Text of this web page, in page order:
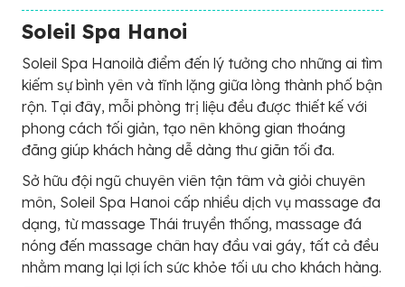
Soleil Spa Hanoi
Soleil Spa Hanoilà điểm đến lý tưởng cho những ai tìm
kiếm sự bình yên và tĩnh lặng giữa lòng thành phố bận
rộn. Tại đây, mỗi phòng trị liệu đều được thiết kế với
phong cách tối giản, tạo nên không gian thoáng
đãng giúp khách hàng dễ dàng thư giãn tối đa.
Sở hữu đội ngũ chuyên viên tận tâm và giỏi chuyên
môn, Soleil Spa Hanoi cấp nhiều dịch vụ massage đa
dạng, từ massage Thái truyền thống, massage đá
nóng đến massage chân hay đầu vai gáy, tất cả đều
nhằm mang lại lợi ích sức khỏe tối ưu cho khách hàng.